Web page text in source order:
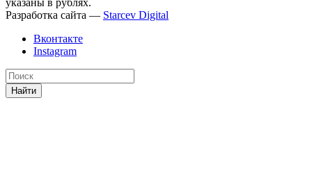
указаны в рублях.
Разработка сайта — Starcev Digital
Вконтакте
Instagram
Найти